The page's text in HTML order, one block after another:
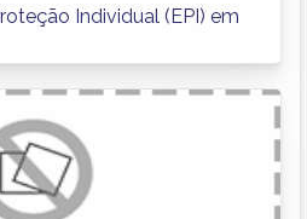
Individual (EPI) em